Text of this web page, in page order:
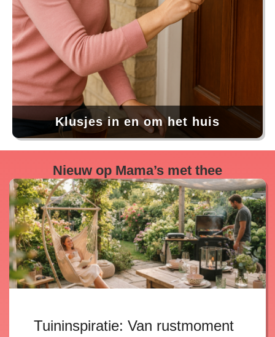
Klusjes in en om het huis
Nieuw op Mama’s met thee
Tuininspiratie: Van rustmoment